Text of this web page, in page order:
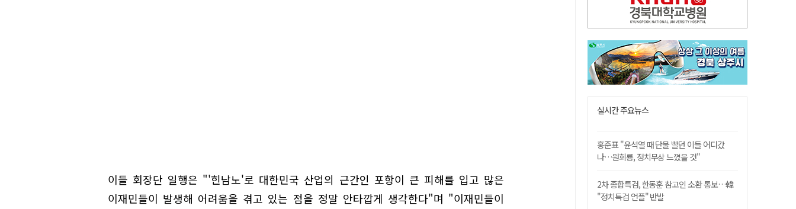
이들 회장단 일행은 "'힌남노'로 대한민국 산업의 근간인 포항이 큰 피해를 입고 많은
이재민들이 발생해 어려움을 겪고 있는 점을 정말 안타깝게 생각한다"며 "이재민들이
실시간 주요뉴스
홍준표 "윤석열 때 단물 빨던 이들 어디갔
나…원희룡, 정치무상 느꼈을 것"
2차 종합특검, 한동훈 참고인 소환 통보…韓
"정치특검 언플" 반발